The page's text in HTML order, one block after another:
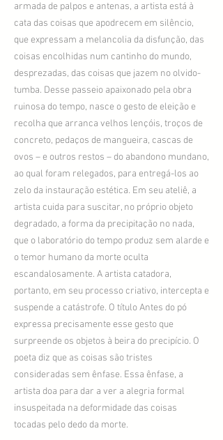
armada de palpos e antenas, a artista está à
cata das coisas que apodrecem em silêncio,
que expressam a melancolia da disfunção, das
coisas encolhidas num cantinho do mundo,
desprezadas, das coisas que jazem no olvido-
tumba. Desse passeio apaixonado pela obra
ruinosa do tempo, nasce o gesto de eleição e
recolha que arranca velhos lençóis, troços de
concreto, pedaços de mangueira, cascas de
ovos – e outros restos – do abandono mundano,
ao qual foram relegados, para entregá-los ao
zelo da instauração estética. Em seu ateliê, a
artista cuida para suscitar, no próprio objeto
degradado, a forma da precipitação no nada,
que o laboratório do tempo produz sem alarde e
o temor humano da morte oculta
escandalosamente. A artista catadora,
portanto, em seu processo criativo, intercepta e
suspende a catástrofe. O título Antes do pó
expressa precisamente esse gesto que
surpreende os objetos à beira do precipício. O
poeta diz que as coisas são tristes
consideradas sem ênfase. Essa ênfase, a
artista doa para dar a ver a alegria formal
insuspeitada na deformidade das coisas
tocadas pelo dedo da morte.